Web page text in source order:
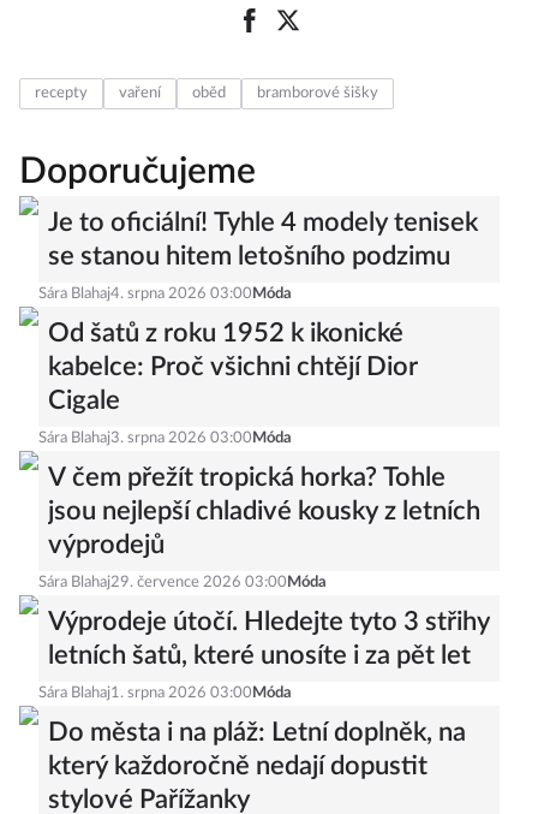
recepty vaření oběd bramborové šišky
Doporučujeme
Je to oficiální! Tyhle 4 modely tenisek
se stanou hitem letošního podzimu
Sára Blahaj4. srpna 2026 03:00 Móda
Od šatů z roku 1952 k ikonické
kabelce: Proč všichni chtějí Dior
Cigale
Sára Blahaj3. srpna 2026 03:00 Móda
V čem přežít tropická horka? Tohle
jsou nejlepší chladivé kousky z letních
výprodejů
Sára Blahaj29. července 2026 03:00 Móda
Výprodeje útočí. Hledejte tyto 3 střihy
letních šatů, které unosíte i za pět let
Sára Blahaj1. srpna 2026 03:00 Móda
Do města i na pláž: Letní doplněk, na
který každoročně nedají dopustit
stylové Pařížanky